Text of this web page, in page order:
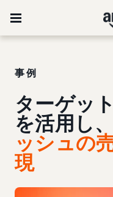
事例
ターゲッ
を活用し、
ッシュの
現